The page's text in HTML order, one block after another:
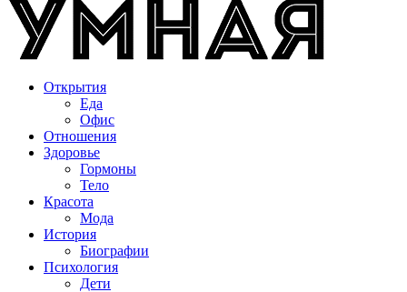
Открытия
Еда
Офис
Отношения
Здоровье
Гормоны
Тело
Красота
Мода
История
Биографии
Психология
Дети